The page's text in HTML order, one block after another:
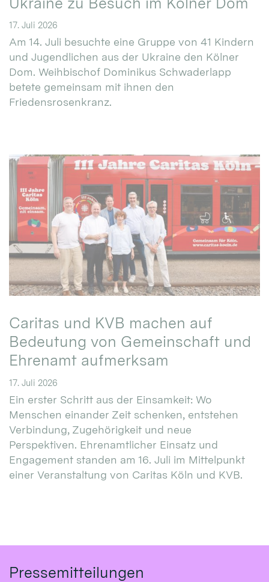
17. Juli 2026
Am 14. Juli besuchte eine Gruppe von 41 Kindern
und Jugendlichen aus der Ukraine den Kölner
Dom. Weihbischof Dominikus Schwaderlapp
betete gemeinsam mit ihnen den
Friedensrosenkranz.
Caritas und KVB machen auf
Bedeutung von Gemeinschaft und
Ehrenamt aufmerksam
17. Juli 2026
Ein erster Schritt aus der Einsamkeit: Wo
Menschen einander Zeit schenken, entstehen
Verbindung, Zugehörigkeit und neue
Perspektiven. Ehrenamtlicher Einsatz und
Engagement standen am 16. Juli im Mittelpunkt
einer Veranstaltung von Caritas Köln und KVB.
Pressemitteilungen